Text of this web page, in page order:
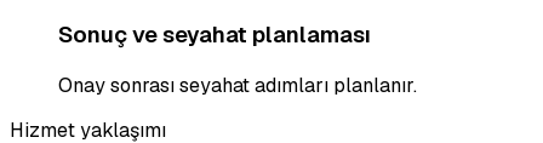
Sonuç ve seyahat planlaması
Onay sonrası seyahat adımları planlanır.
Hizmet yaklaşımı